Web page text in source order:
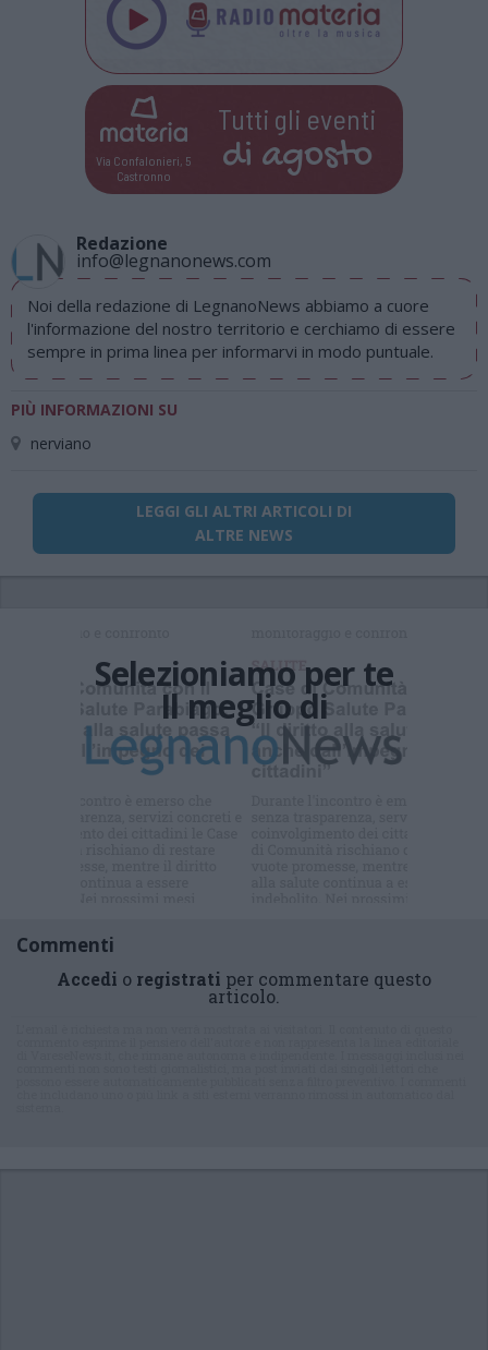
Via Confalonieri, 5
Castronno
Tutti gli eventi
di agosto
Redazione
info@legnanonews.com
Noi della redazione di LegnanoNews abbiamo a cuore
l'informazione del nostro territorio e cerchiamo di essere
sempre in prima linea per informarvi in modo puntuale.
PIÙ INFORMAZIONI SU
nerviano
LEGGI GLI ALTRI ARTICOLI DI
ALTRE NEWS
Selezioniamo per te
Il meglio di
Commenti
Accedi o registrati per commentare questo
articolo.